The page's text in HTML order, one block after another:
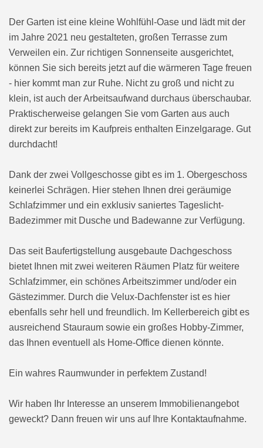
Der Garten ist eine kleine Wohlfühl-Oase und lädt mit der
im Jahre 2021 neu gestalteten, großen Terrasse zum
Verweilen ein. Zur richtigen Sonnenseite ausgerichtet,
können Sie sich bereits jetzt auf die wärmeren Tage freuen
- hier kommt man zur Ruhe. Nicht zu groß und nicht zu
klein, ist auch der Arbeitsaufwand durchaus überschaubar.
Praktischerweise gelangen Sie vom Garten aus auch
direkt zur bereits im Kaufpreis enthalten Einzelgarage. Gut
durchdacht!
Dank der zwei Vollgeschosse gibt es im 1. Obergeschoss
keinerlei Schrägen. Hier stehen Ihnen drei geräumige
Schlafzimmer und ein exklusiv saniertes Tageslicht-
Badezimmer mit Dusche und Badewanne zur Verfügung.
Das seit Baufertigstellung ausgebaute Dachgeschoss
bietet Ihnen mit zwei weiteren Räumen Platz für weitere
Schlafzimmer, ein schönes Arbeitszimmer und/oder ein
Gästezimmer. Durch die Velux-Dachfenster ist es hier
ebenfalls sehr hell und freundlich. Im Kellerbereich gibt es
ausreichend Stauraum sowie ein großes Hobby-Zimmer,
das Ihnen eventuell als Home-Office dienen könnte.
Ein wahres Raumwunder in perfektem Zustand!
Wir haben Ihr Interesse an unserem Immobilienangebot
geweckt? Dann freuen wir uns auf Ihre Kontaktaufnahme.